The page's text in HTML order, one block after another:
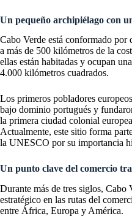
Un pequeño archipiélago con
Cabo Verde está conformado por
a más de 500 kilómetros de la
ellas están habitadas y ocupan
4.000 kilómetros cuadrados.
Los primeros pobladores
bajo dominio portugués y
la primera ciudad colonial
Actualmente, este sitio forma
la UNESCO por su importancia
Un punto clave del comercio
Durante más de tres siglos, Cabo
estratégico en las rutas del
entre África, Europa y América.